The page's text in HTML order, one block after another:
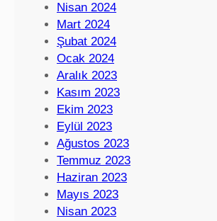
Nisan 2024
Mart 2024
Şubat 2024
Ocak 2024
Aralık 2023
Kasım 2023
Ekim 2023
Eylül 2023
Ağustos 2023
Temmuz 2023
Haziran 2023
Mayıs 2023
Nisan 2023